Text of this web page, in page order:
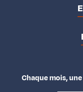
Chaque mois,